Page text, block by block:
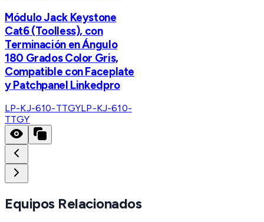
Módulo Jack Keystone
Cat6 (Toolless), con
Terminación en Ángulo
180 Grados Color Gris,
Compatible con Faceplate
y Patchpanel Linkedpro
LP-KJ-610-TTGYLP-KJ-610-
TTGY
Equipos Relacionados